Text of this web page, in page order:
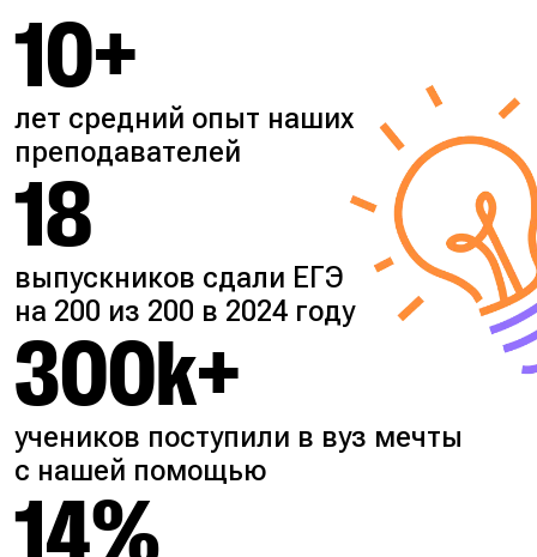
10+
лет средний опыт наших
преподавателей
18
выпускников сдали ЕГЭ
на 200 из 200 в 2024 году
300k+
учеников поступили в вуз мечты
с нашей помощью
14%